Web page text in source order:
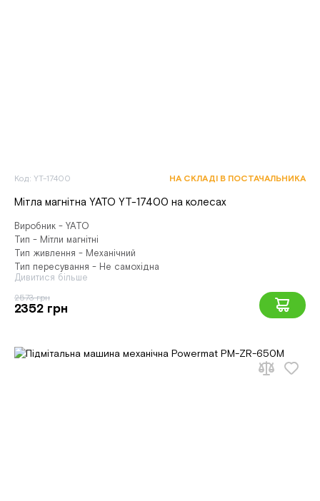
Код: YT-17400 НА СКЛАДІ В ПОСТАЧАЛЬНИКА
Мітла магнітна YATO YT-17400 на колесах
Виробник - YATO
Тип - Мітли магнітні
Тип живлення - Механічний
Тип пересування - Не самохідна
Дивитися більше
2573 грн
2352 грн